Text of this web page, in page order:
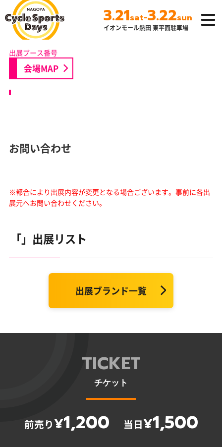
名古屋サイクルス
ポーツデイズ
イオンモール熱田 東平面駐車場
3.21sat-3.22sun
会場MAP
お問い合わせ
※都合により出展内容が変更となる場合ございます。 事前に各出
展元へお問い合わせください。
「」出展リスト
出展ブランド一覧
TICKET
チケット
前売り¥1,200 当日¥1,500